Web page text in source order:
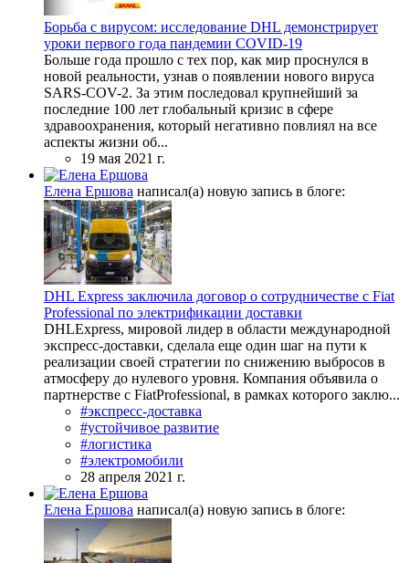
Борьба с вирусом: исследование DHL демонстрирует
уроки первого года пандемии COVID-19
Больше года прошло с тех пор, как мир проснулся в
новой реальности, узнав о появлении нового вируса
SARS-COV-2. За этим последовал крупнейший за
последние 100 лет глобальный кризис в сфере
здравоохранения, который негативно повлиял на все
аспекты жизни об...
19 мая 2021 г.
Елена Ершова написал(а) новую запись в блоге:
DHL Express заключила договор о сотрудничестве с Fiat
Professional по электрификации доставки
DHLExpress, мировой лидер в области международной
экспресс-доставки, сделала еще один шаг на пути к
реализации своей стратегии по снижению выбросов в
атмосферу до нулевого уровня. Компания объявила о
партнерстве с FiatProfessional, в рамках которого заклю...
#экспресс-доставка
#устойчивое развитие
#логистика
#электромобили
28 апреля 2021 г.
Елена Ершова написал(а) новую запись в блоге: